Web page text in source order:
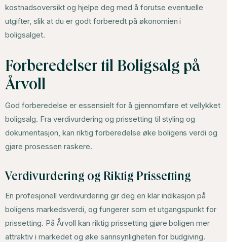
kostnadsoversikt og hjelpe deg med å forutse eventuelle
utgifter, slik at du er godt forberedt på økonomien i
boligsalget.
Forberedelser til Boligsalg på
Årvoll
God forberedelse er essensielt for å gjennomføre et vellykket
boligsalg. Fra verdivurdering og prissetting til styling og
dokumentasjon, kan riktig forberedelse øke boligens verdi og
gjøre prosessen raskere.
Verdivurdering og Riktig Prissetting
En profesjonell verdivurdering gir deg en klar indikasjon på
boligens markedsverdi, og fungerer som et utgangspunkt for
prissetting. På Årvoll kan riktig prissetting gjøre boligen mer
attraktiv i markedet og øke sannsynligheten for budgiving.